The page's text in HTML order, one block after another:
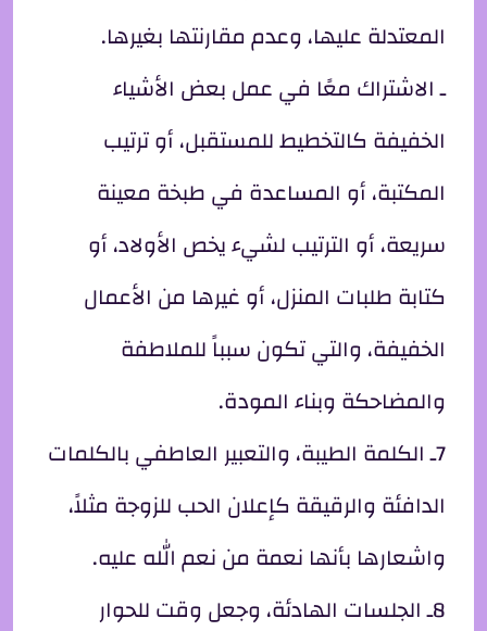
المعتدلة عليها، وعدم مقارنتها بغيرها.
ـ الاشتراك معًا في عمل بعض الأشياء
الخفيفة كالتخطيط للمستقبل، أو ترتيب
المكتبة، أو المساعدة في طبخة معينة
سريعة، أو الترتيب لشيء يخص الأولاد، أو
كتابة طلبات المنزل، أو غيرها من الأعمال
الخفيفة، والتي تكون سبباً للملاطفة
والمضاحكة وبناء المودة.
7ـ الكلمة الطيبة، والتعبير العاطفي بالكلمات
الدافئة والرقيقة كإعلان الحب للزوجة مثلاً،
واشعارها بأنها نعمة من نعم الله عليه.
8ـ الجلسات الهادئة، وجعل وقت للحوار